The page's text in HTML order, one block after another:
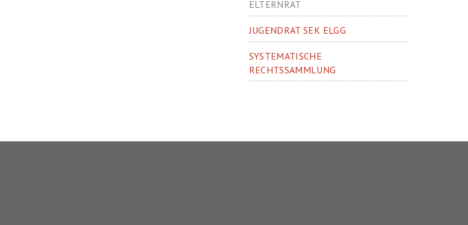
ELTERNRAT
JUGENDRAT SEK ELGG
SYSTEMATISCHE
RECHTSSAMMLUNG